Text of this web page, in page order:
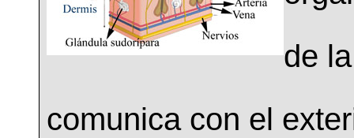
de
comunica con el